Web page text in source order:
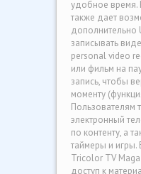
удобное время.
также дает
дополнительно
записывать
personal video
или фильм на
запись, чтобы
моменту
Пользователям
электронный
по контенту, а
таймеры и
Tricolor TV
доступ к